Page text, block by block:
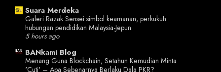
Suara Merdeka
Galeri Razak Sensei simbol keamanan, perkukuh
hubungan pendidikan Malaysia-Jepun
5 hours ago
BANkami Blog
Menang Guna Blockchain, Setahun Kemudian Minta
'Cuti' – Apa Sebenarnya Berlaku Dala PKR?